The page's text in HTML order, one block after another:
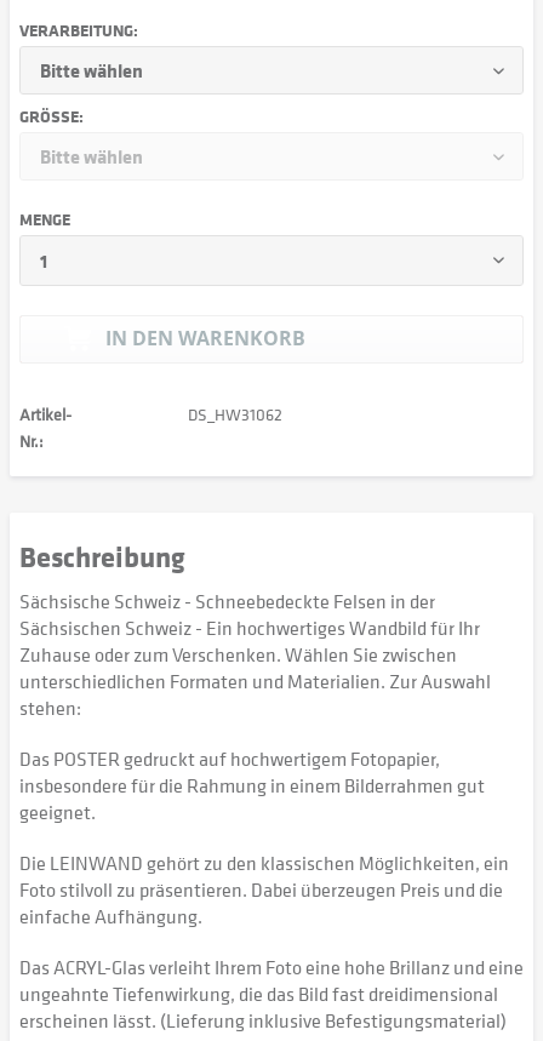
VERARBEITUNG:
GRÖSSE:
MENGE
IN DEN WARENKORB
Artikel-
Nr.:
DS_HW31062
Beschreibung
Sächsische Schweiz - Schneebedeckte Felsen in der
Sächsischen Schweiz - Ein hochwertiges Wandbild für Ihr
Zuhause oder zum Verschenken. Wählen Sie zwischen
unterschiedlichen Formaten und Materialien. Zur Auswahl
stehen:
Das POSTER gedruckt auf hochwertigem Fotopapier,
insbesondere für die Rahmung in einem Bilderrahmen gut
geeignet.
Die LEINWAND gehört zu den klassischen Möglichkeiten, ein
Foto stilvoll zu präsentieren. Dabei überzeugen Preis und die
einfache Aufhängung.
Das ACRYL-Glas verleiht Ihrem Foto eine hohe Brillanz und eine
ungeahnte Tiefenwirkung, die das Bild fast dreidimensional
erscheinen lässt. (Lieferung inklusive Befestigungsmaterial)